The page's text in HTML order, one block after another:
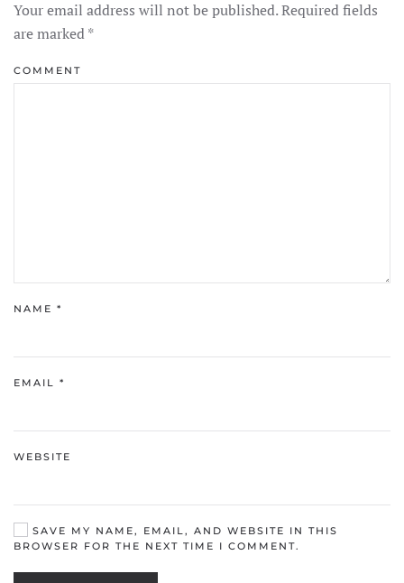
Your email address will not be published. Required fields
are marked*
COMMENT
NAME *
EMAIL *
WEBSITE
SAVE MY NAME, EMAIL, AND WEBSITE IN THIS
BROWSER FOR THE NEXT TIME I COMMENT.